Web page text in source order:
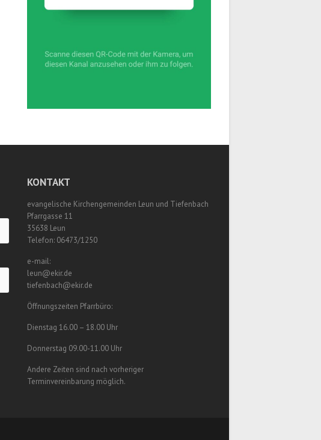
KONTAKT
evangelische Kirchengemeinden Leun und Tiefenbach
Pfarrgasse 11
35638 Leun
Telefon: 06473/1250
e-mail:
leun@ekir.de
tiefenbach@ekir.de
Öffnungszeiten Pfarrbüro:
Dienstag 16.00 – 18.00 Uhr
Donnerstag 09.00-11.00 Uhr
Andere Zeiten sind nach vorheriger
Terminvereinbarung möglich.